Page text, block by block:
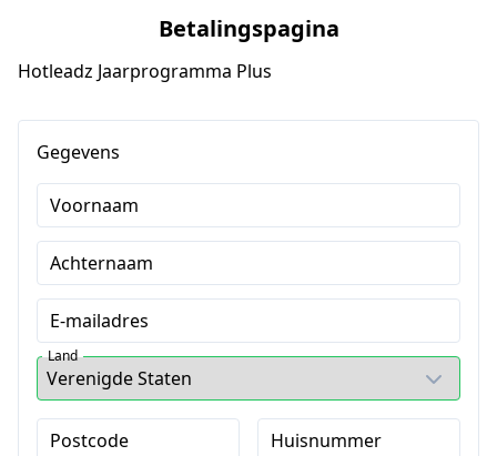
Betalingspagina
Hotleadz Jaarprogramma Plus
Gegevens
Voornaam
Achternaam
E-mailadres
Land
Postcode Huisnummer